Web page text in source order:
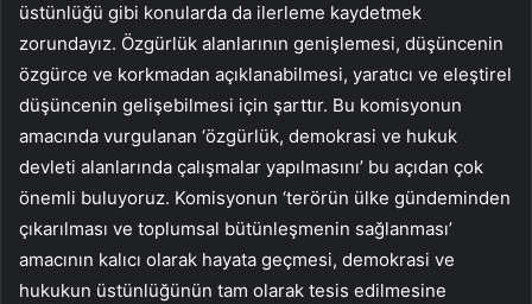
üstünlüğü gibi konularda da ilerleme kaydetmek
zorundayız. Özgürlük alanlarının genişlemesi, düşüncenin
özgürce ve korkmadan açıklanabilmesi, yaratıcı ve eleştirel
düşüncenin gelişebilmesi için şarttır. Bu komisyonun
amacında vurgulanan ‘özgürlük, demokrasi ve hukuk
devleti alanlarında çalışmalar yapılmasını’ bu açıdan çok
önemli buluyoruz. Komisyonun ‘terörün ülke gündeminden
çıkarılması ve toplumsal bütünleşmenin sağlanması’
amacının kalıcı olarak hayata geçmesi, demokrasi ve
hukukun üstünlüğünün tam olarak tesis edilmesine